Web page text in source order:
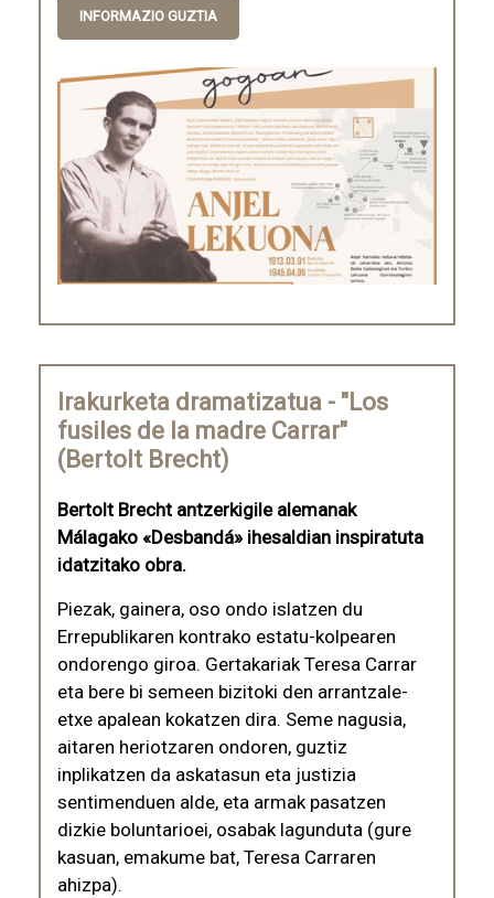
INFORMAZIO GUZTIA
Irakurketa dramatizatua - "Los
fusiles de la madre Carrar"
(Bertolt Brecht)
Bertolt Brecht antzerkigile alemanak
Málagako «Desbandá» ihesaldian inspiratuta
idatzitako obra.
Piezak, gainera, oso ondo islatzen du
Errepublikaren kontrako estatu-kolpearen
ondorengo giroa. Gertakariak Teresa Carrar
eta bere bi semeen bizitoki den arrantzale-
etxe apalean kokatzen dira. Seme nagusia,
aitaren heriotzaren ondoren, guztiz
inplikatzen da askatasun eta justizia
sentimenduen alde, eta armak pasatzen
dizkie boluntarioei, osabak lagunduta (gure
kasuan, emakume bat, Teresa Carraren
ahizpa).